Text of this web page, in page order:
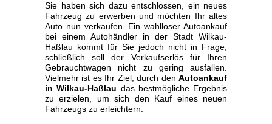
Sie haben sich dazu entschlossen, ein neues
Fahrzeug zu erwerben und möchten Ihr altes
Auto nun verkaufen. Ein wahlloser Autoankauf
bei einem Autohändler in der Stadt Wilkau-
Haßlau kommt für Sie jedoch nicht in Frage;
schließlich soll der Verkaufserlös für Ihren
Gebrauchtwagen nicht zu gering ausfallen.
Vielmehr ist es Ihr Ziel, durch den Autoankauf
in Wilkau-Haßlau das bestmögliche Ergebnis
zu erzielen, um sich den Kauf eines neuen
Fahrzeugs zu erleichtern.